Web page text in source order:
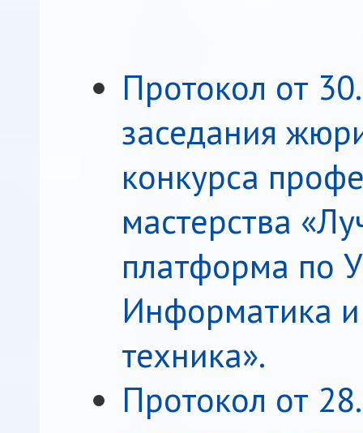
Протокол от
заседания
конкурса
мастерства
платформа по
Информатика
техника».
Протокол от